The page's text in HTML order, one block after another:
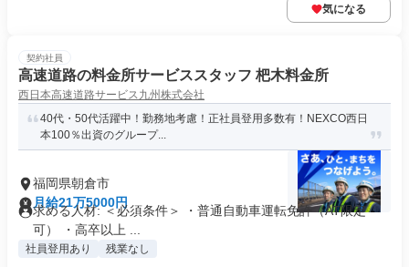
気になる
契約社員
高速道路の料金所サービススタッフ 杷木料金所
西日本高速道路サービス九州株式会社
40代・50代活躍中！勤務地考慮！正社員登用多数有！NEXCO西日
本100％出資のグループ...
福岡県朝倉市
月給21万5000円
求める人材: ＜必須条件＞ ・普通自動車運転免許（AT限定
可） ・高卒以上 ...
社員登用あり 残業なし